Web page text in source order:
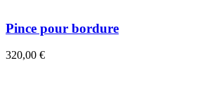
Pince pour bordure
320,00 €